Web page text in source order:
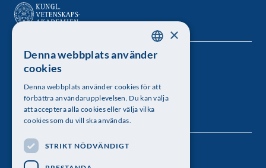
Kungl. Vetenskapsakademien
Besöksadress: Lilla Frescativägen 4A
Telefon: 08-673 95 00
Följ oss
SWEDISH
×
Denna webbplats använder
cookies
Denna webbplats använder cookies för att
förbättra användarupplevelsen. Du kan välja
att acceptera alla cookies eller välja vilka
cookies som du vill ska användas.
STRIKT NÖDVÄNDIGT